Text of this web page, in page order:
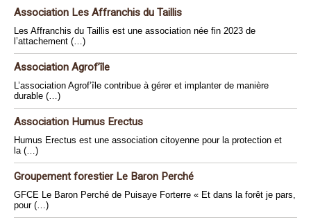
Association Les Affranchis du Taillis
Les Affranchis du Taillis est une association née fin 2023 de
l’attachement (…)
Association Agrof’île
L’association Agrof’île contribue à gérer et implanter de manière
durable (…)
Association Humus Erectus
Humus Erectus est une association citoyenne pour la protection et
la (…)
Groupement forestier Le Baron Perché
GFCE Le Baron Perché de Puisaye Forterre « Et dans la forêt je pars,
pour (…)